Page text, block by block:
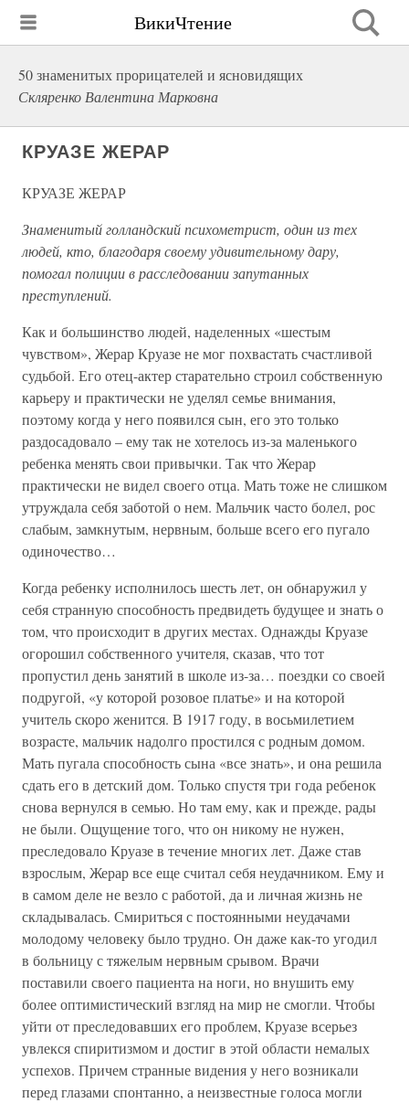
ВикиЧтение
50 знаменитых прорицателей и ясновидящих
Скляренко Валентина Марковна
КРУАЗЕ ЖЕРАР
КРУАЗЕ ЖЕРАР
Знаменитый голландский психометрист, один из тех
людей, кто, благодаря своему удивительному дару,
помогал полиции в расследовании запутанных
преступлений.
Как и большинство людей, наделенных «шестым
чувством», Жерар Круазе не мог похвастать счастливой
судьбой. Его отец-актер старательно строил собственную
карьеру и практически не уделял семье внимания,
поэтому когда у него появился сын, его это только
раздосадовало – ему так не хотелось из-за маленького
ребенка менять свои привычки. Так что Жерар
практически не видел своего отца. Мать тоже не слишком
утруждала себя заботой о нем. Мальчик часто болел, рос
слабым, замкнутым, нервным, больше всего его пугало
одиночество…
Когда ребенку исполнилось шесть лет, он обнаружил у
себя странную способность предвидеть будущее и знать о
том, что происходит в других местах. Однажды Круазе
огорошил собственного учителя, сказав, что тот
пропустил день занятий в школе из-за… поездки со своей
подругой, «у которой розовое платье» и на которой
учитель скоро женится. В 1917 году, в восьмилетием
возрасте, мальчик надолго простился с родным домом.
Мать пугала способность сына «все знать», и она решила
сдать его в детский дом. Только спустя три года ребенок
снова вернулся в семью. Но там ему, как и прежде, рады
не были. Ощущение того, что он никому не нужен,
преследовало Круазе в течение многих лет. Даже став
взрослым, Жерар все еще считал себя неудачником. Ему и
в самом деле не везло с работой, да и личная жизнь не
складывалась. Смириться с постоянными неудачами
молодому человеку было трудно. Он даже как-то угодил
в больницу с тяжелым нервным срывом. Врачи
поставили своего пациента на ноги, но внушить ему
более оптимистический взгляд на мир не смогли. Чтобы
уйти от преследовавших его проблем, Круазе всерьез
увлекся спиритизмом и достиг в этой области немалых
успехов. Причем странные видения у него возникали
перед глазами спонтанно, а неизвестные голоса могли